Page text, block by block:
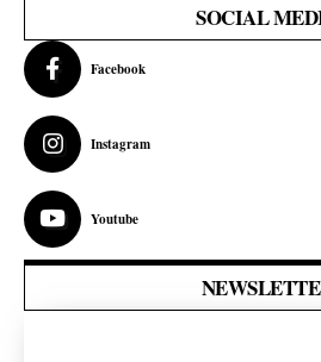
SOCIAL
Facebook
Instagram
Youtube